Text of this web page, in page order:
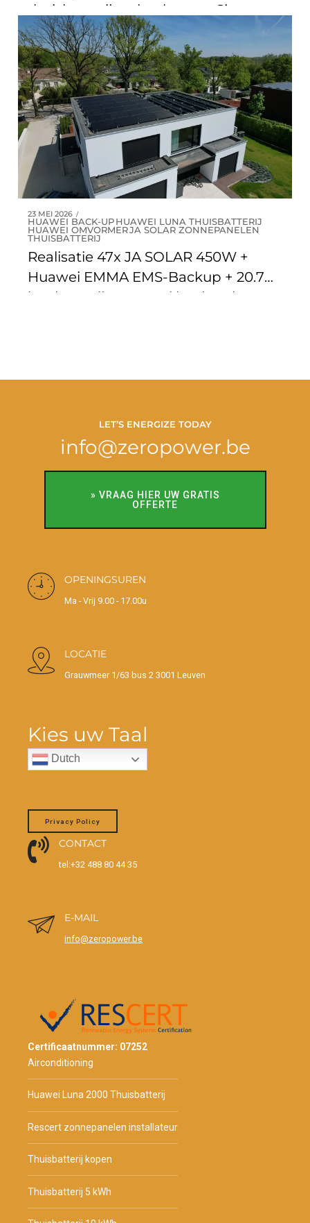
thuisbatterij en back-up te Sint-
Genesius-rode
23 MEI 2026
HUAWEI BACK-UP HUAWEI LUNA THUISBATTERIJ
HUAWEI OMVORMERJA SOLAR ZONNEPANELEN
THUISBATTERIJ
Realisatie 47x JA SOLAR 450W +
Huawei EMMA EMS-Backup + 20.7
kW batterij + Huawei laadpaal te
LET’S ENERGIZE TODAY
info@zeropower.be
» VRAAG HIER UW GRATIS
OFFERTE
OPENINGSUREN
Ma - Vrij 9.00 - 17.00u
LOCATIE
Grauwmeer 1/63 bus 2 3001 Leuven
Kies uw Taal
Dutch
Privacy Policy
CONTACT
tel:+32 488 80 44 35
E-MAIL
info@zeropower.be
Certificaatnummer: 07252
Airconditioning
Huawei Luna 2000 Thuisbatterij
Rescert zonnepanelen installateur
Thuisbatterij kopen
Thuisbatterij 5 kWh